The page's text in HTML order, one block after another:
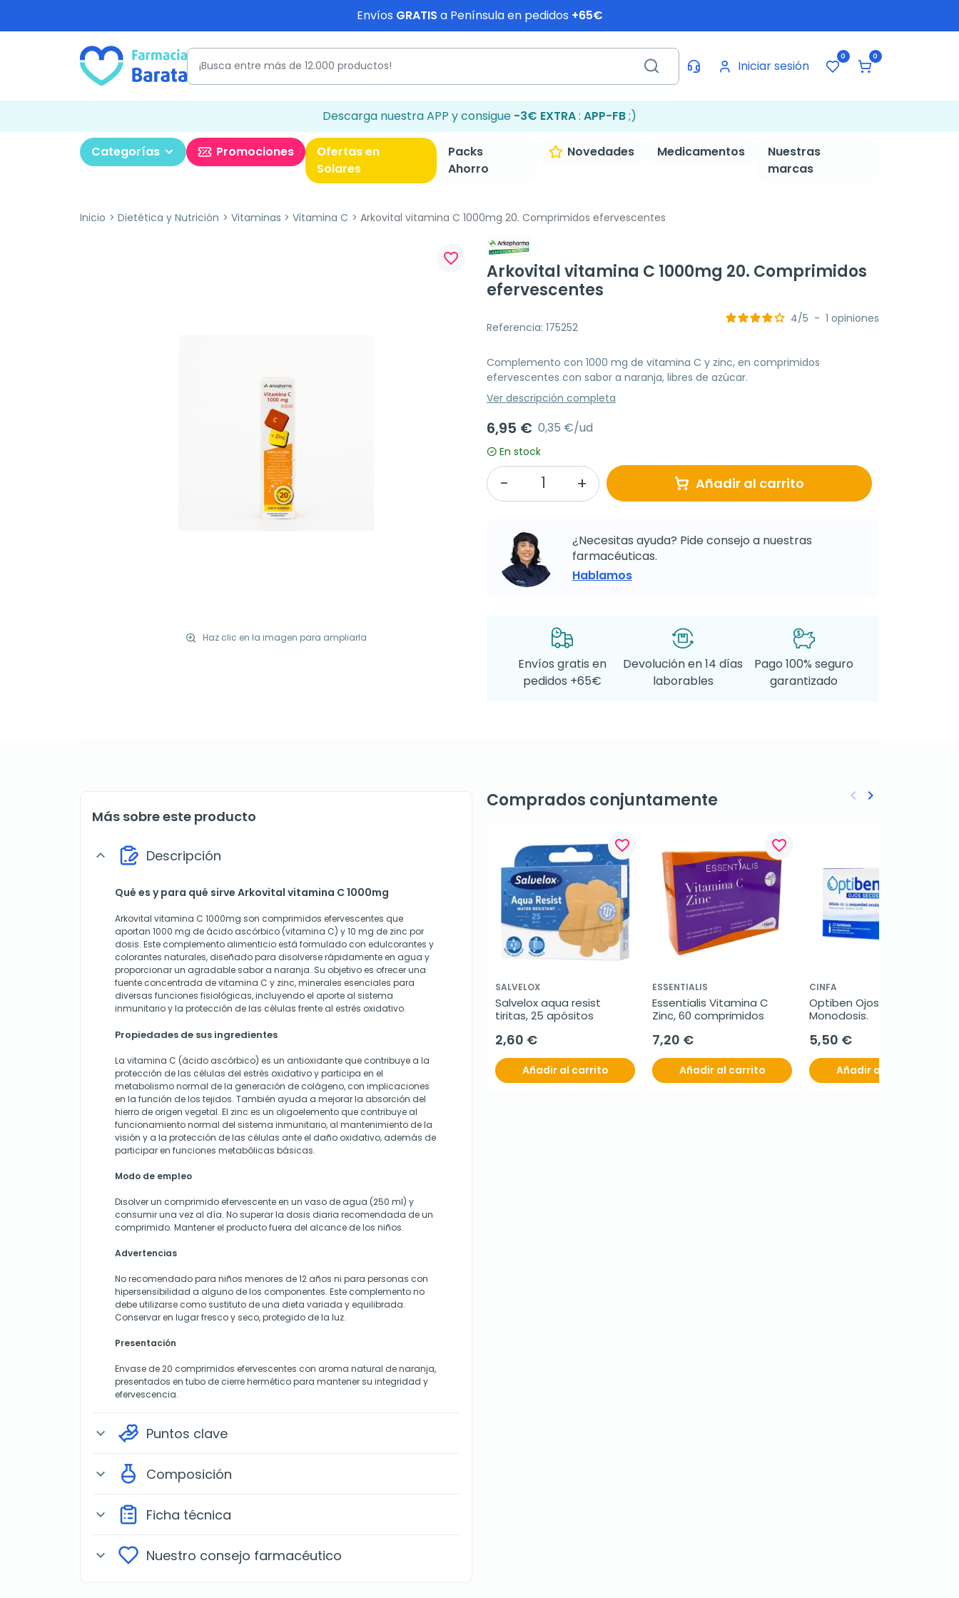
Envíos GRATIS a Península en pedidos +65€
Iniciar sesión
0 0
Descarga nuestra APP y consigue -3€ EXTRA: APP-FB;)
Categorías Promociones
Ofertas en
Solares
Packs
Ahorro
Novedades Medicamentos
Nuestras
marcas
Inicio Dietética y Nutrición Vitaminas Vitamina C Arkovital vitamina C 1000mg 20. Comprimidos efervescentes
Haz clic en la imagen para ampliarla
favorite_border
Arkovital vitamina C 1000mg 20. Comprimidos
efervescentes
Referencia: 175252
4/5 - 1 opiniones
Complemento con 1000 mg de vitamina C y zinc, en comprimidos
efervescentes con sabor a naranja, libres de azúcar.
Ver descripción completa
6,95 € 0,35 €/ud
En stock
Añadir al carrito
¿Necesitas ayuda? Pide consejo a nuestras
farmacéuticas.
Hablamos
Envíos gratis en
pedidos +65€
Devolución en 14 días
laborables
Pago 100% seguro
garantizado
Más sobre este producto
expand_more Descripción
Qué es y para qué sirve Arkovital vitamina C 1000mg
Arkovital vitamina C 1000mg son comprimidos efervescentes que
aportan 1000 mg de ácido ascórbico (vitamina C) y 10 mg de zinc por
dosis. Este complemento alimenticio está formulado con edulcorantes y
colorantes naturales, diseñado para disolverse rápidamente en agua y
proporcionar un agradable sabor a naranja. Su objetivo es ofrecer una
fuente concentrada de vitamina C y zinc, minerales esenciales para
diversas funciones fisiológicas, incluyendo el aporte al sistema
inmunitario y la protección de las células frente al estrés oxidativo.
Propiedades de sus ingredientes
La vitamina C (ácido ascórbico) es un antioxidante que contribuye a la
protección de las células del estrés oxidativo y participa en el
metabolismo normal de la generación de colágeno, con implicaciones
en la función de los tejidos. También ayuda a mejorar la absorción del
hierro de origen vegetal. El zinc es un oligoelemento que contribuye al
funcionamiento normal del sistema inmunitario, al mantenimiento de la
visión y a la protección de las células ante el daño oxidativo, además de
participar en funciones metabólicas básicas.
Modo de empleo
Disolver un comprimido efervescente en un vaso de agua (250 ml) y
consumir una vez al día. No superar la dosis diaria recomendada de un
comprimido. Mantener el producto fuera del alcance de los niños.
Advertencias
No recomendado para niños menores de 12 años ni para personas con
hipersensibilidad a alguno de los componentes. Este complemento no
debe utilizarse como sustituto de una dieta variada y equilibrada.
Conservar en lugar fresco y seco, protegido de la luz.
Presentación
Envase de 20 comprimidos efervescentes con aroma natural de naranja,
presentados en tubo de cierre hermético para mantener su integridad y
efervescencia.
expand_more Puntos clave
expand_more Composición
expand_more Ficha técnica
expand_more Nuestro consejo farmacéutico
Comprados conjuntamente
favorite_border
SALVELOX
Salvelox aqua resist
tiritas, 25 apósitos
2,60 €
Añadir al carrito
favorite_border
ESSENTIALIS
Essentialis Vitamina C
Zinc, 60 comprimidos
7,20 €
Añadir al carrito
CINFA
Optiben Ojos Secos, 20
Monodosis.
5,50 €
Añadir al carrito
Anterior
keyboard_arrow_left Siguiente
keyboard_arrow_right